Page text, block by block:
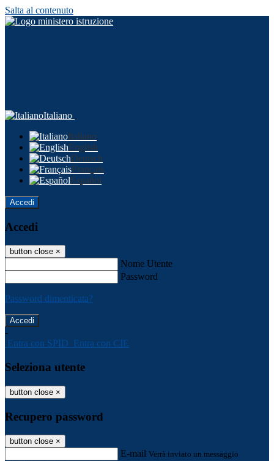
Salta al contenuto
Italiano
Italiano
English
Deutsch
Français
Español
Accedi
Accedi
button close ×
Nome Utente
Password
Password dimenticata?
-
Entra con SPID Entra con CIE
Seleziona utente
button close ×
Recupero password
button close ×
E-mail Verrà inviato un messaggio